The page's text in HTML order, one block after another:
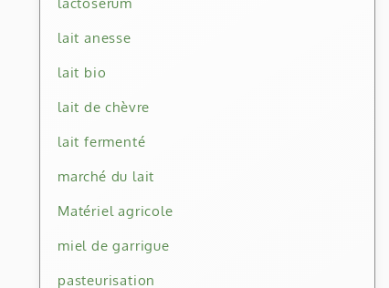
lait anesse
lait bio
lait de chèvre
lait fermenté
marché du lait
Matériel agricole
miel de garrigue
pasteurisation